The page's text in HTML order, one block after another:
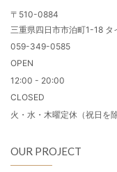
〒510-0884
三重県四日市市泊町1-18
059-349-0585
OPEN
12:00 - 20:00
CLOSED
火・水・木曜定休（祝日を除
OUR PROJECT